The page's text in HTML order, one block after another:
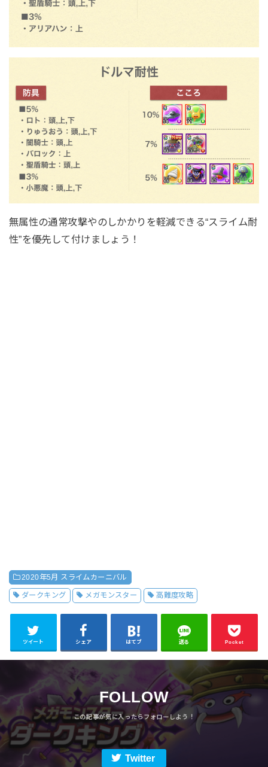
無属性の通常攻撃やのしかかりを軽減できる“スライム耐
性”を優先して付けましょう！
2020年5月 スライムカーニバル
ダークキング メガモンスター 高難度攻略
ツイート シェア はてブ 送る Pocket
FOLLOW
Twitter